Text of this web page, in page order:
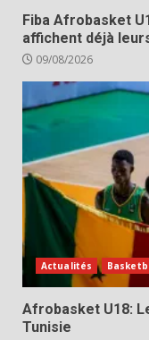
Fiba Afrobasket
affichent déjà
09/08/2026
Actualités
Afrobasket U18:
Tunisie